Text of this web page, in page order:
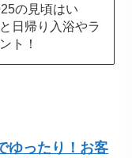
の見頃はい
日帰り入浴やラ
ト！
ゆったり！お客